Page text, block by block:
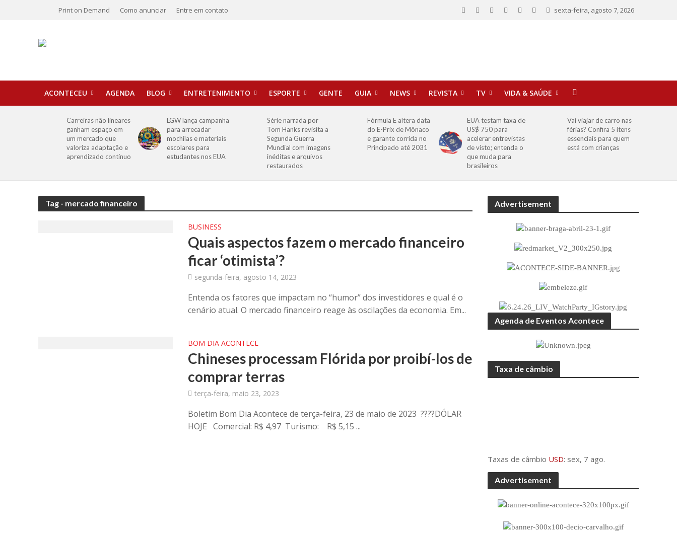
Print on Demand Como anunciar Entre em contato sexta-feira, agosto 7, 2026
ACONTECEU AGENDA BLOG ENTRETENIMENTO ESPORTE GENTE GUIA NEWS REVISTA TV VIDA & SAÚDE
Carreiras não lineares
ganham espaço em
um mercado que
valoriza adaptação e
aprendizado contínuo
LGW lança campanha
para arrecadar
mochilas e materiais
escolares para
estudantes nos EUA
Série narrada por
Tom Hanks revisita a
Segunda Guerra
Mundial com imagens
inéditas e arquivos
restaurados
Fórmula E altera data
do E-Prix de Mônaco
e garante corrida no
Principado até 2031
EUA testam taxa de
US$ 750 para
acelerar entrevistas
de visto; entenda o
que muda para
brasileiros
Vai viajar de carro nas
férias? Confira 5 itens
essenciais para quem
está com crianças
Tag - mercado financeiro
BUSINESS
Quais aspectos fazem o mercado financeiro
ficar ‘otimista’?
segunda-feira, agosto 14, 2023
Entenda os fatores que impactam no “humor” dos investidores e qual é o
cenário atual. O mercado financeiro reage às oscilações da economia. Em...
BOM DIA ACONTECE
Chineses processam Flórida por proibí-los de
comprar terras
terça-feira, maio 23, 2023
Boletim Bom Dia Acontece de terça-feira, 23 de maio de 2023 ????️DÓLAR
HOJE Comercial: R$ 4,97 Turismo: R$ 5,15 ...
Advertisement
Agenda de Eventos Acontece
Taxa de câmbio
Taxas de câmbio USD: sex, 7 ago.
Advertisement